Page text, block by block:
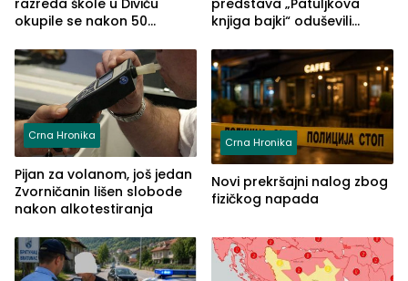
razreda škole u Diviču
okupile se nakon 50
Pašić im održao čas
(FOTO)
predstava „Patuljkova
knjiga bajki“ oduševili
Crna Hronika
Pijan za volanom, još jedan
Zvorničanin lišen slobode
nakon alkotestiranja
Crna Hronika
Novi prekršajni nalog zbog
fizičkog napada